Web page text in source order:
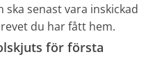
ska senast vara inskickad
du har fått hem.
för första